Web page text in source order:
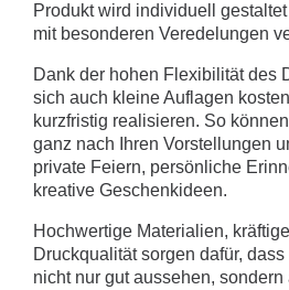
Produkt wird individuell
mit besonderen Veredelungen
Dank der hohen Flexibilität des
sich auch kleine Auflagen
kurzfristig realisieren. So
ganz nach Ihren Vorstellungen
private Feiern, persönliche
kreative Geschenkideen.
Hochwertige Materialien,
Druckqualität sorgen dafür,
nicht nur gut aussehen,